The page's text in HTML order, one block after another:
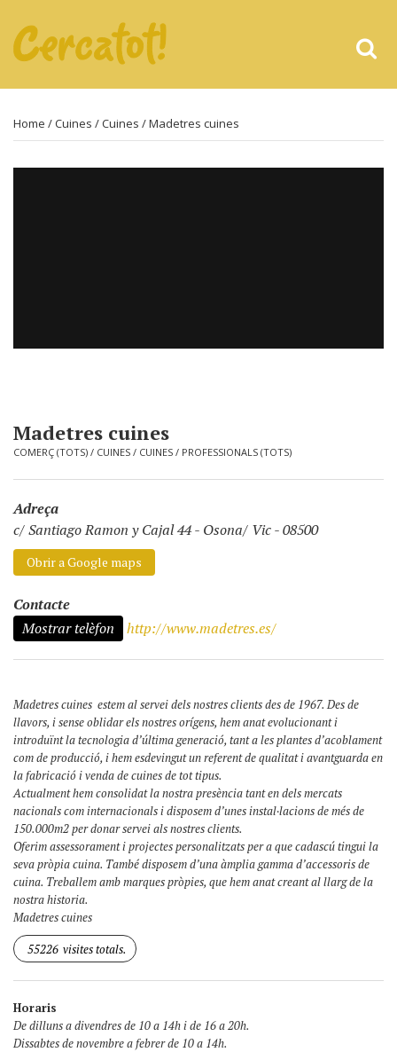
Home /Cuines /Cuines / Madetres cuines
Madetres cuines
COMERÇ (TOTS) / CUINES / CUINES / PROFESSIONALS (TOTS)
Adreça
c/ Santiago Ramon y Cajal 44- Osona/ Vic - 08500
Obrir a Google maps
Contacte
Mostrar telèfon
http://www.madetres.es/
Madetres cuines estem al servei dels nostres clients des de 1967. Des de
llavors, i sense oblidar els nostres orígens, hem anat evolucionant i
introduïnt la tecnologia d’última generació, tant a les plantes d’acoblament
com de producció, i hem esdevingut un referent de qualitat i avantguarda en
la fabricació i venda de cuines de tot tipus.
Actualment hem consolidat la nostra presència tant en dels mercats
nacionals com internacionals i disposem d’unes instal·lacions de més de
150.000m2 per donar servei als nostres clients.
Oferim assessorament i projectes personalitzats per a que cadascú tingui la
seva pròpia cuina. També disposem d’una àmplia gamma d’accessoris de
cuina. Treballem amb marques pròpies, que hem anat creant al llarg de la
nostra historia.
Madetres cuines
55226 visites totals.
Horaris
De dilluns a divendres de 10 a 14h i de 16 a 20h.
Dissabtes de novembre a febrer de 10 a 14h.